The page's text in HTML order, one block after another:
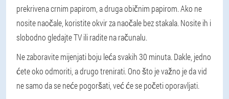
prekrivena crnim papirom, a druga običnim papirom. Ako ne
nosite naočale, koristite okvir za naočale bez stakala. Nosite ih i
slobodno gledajte TV ili radite na računalu.
Ne zaboravite mijenjati boju leća svakih 30 minuta. Dakle, jedno
ćete oko odmoriti, a drugo trenirati. Ono što je važno je da vid
ne samo da se neće pogoršati, već će se početi oporavljati.